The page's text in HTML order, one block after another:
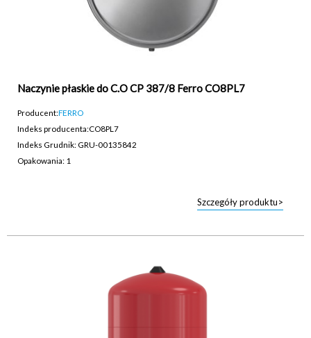
Naczynie płaskie do C.O CP 387/8 Ferro CO8PL7
Producent:FERRO
Indeks producenta:CO8PL7
Indeks Grudnik: GRU-00135842
Opakowania: 1
Szczegóły produktu>